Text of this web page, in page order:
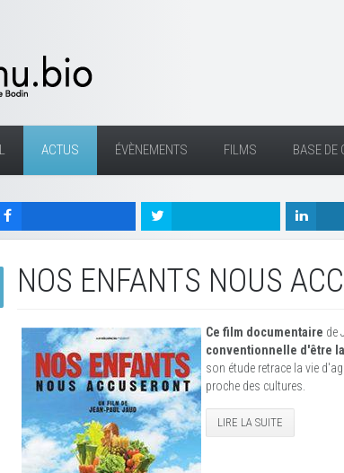
ACTUS ÉVÈNEMENTS FILMS BASE DE
NOS ENFANTS NOUS
Ce film documentaire de
conventionnelle d'être
son étude retrace la vie
proche des cultures.
LIRE LA SUITE